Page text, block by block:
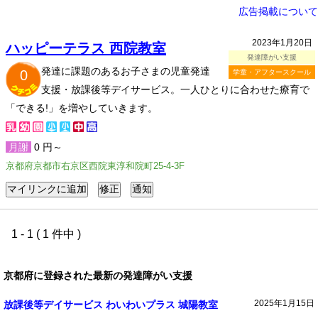
広告掲載について
2023年1月20日
発達障がい支援
学童・アフタースクール
ハッピーテラス 西院教室
0
発達に課題のあるお子さまの児童発達
支援・放課後等デイサービス。一人ひとりに合わせた療育で
「できる!」を増やしていきます。
月謝 0 円～
京都府京都市右京区西院東淳和院町25-4-3F
1 - 1 ( 1 件中 )
京都府に登録された最新の発達障がい支援
2025年1月15日
放課後等デイサービス わいわいプラス 城陽教室